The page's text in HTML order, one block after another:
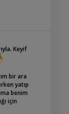
Keyif
bir ara
yatıp
benim
için